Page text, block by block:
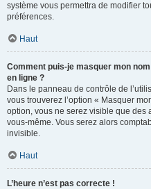
système vous permettra de modifier
préférences.
Haut
Comment puis-je masquer mon
en ligne ?
Dans le panneau de contrôle de
vous trouverez l’option « Masquer
option, vous ne serez visible que des
vous-même. Vous serez alors
invisible.
Haut
L’heure n’est pas correcte !